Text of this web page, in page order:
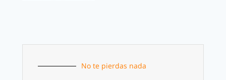
No te pierdas nada